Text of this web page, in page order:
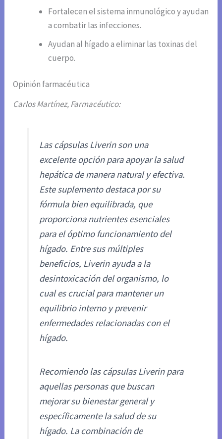
Fortalecen el sistema inmunológico y ayudan
a combatir las infecciones.
Ayudan al hígado a eliminar las toxinas del
cuerpo.
Opinión farmacéutica
Carlos Martínez, Farmacéutico:
Las cápsulas Liverin son una
excelente opción para apoyar la salud
hepática de manera natural y efectiva.
Este suplemento destaca por su
fórmula bien equilibrada, que
proporciona nutrientes esenciales
para el óptimo funcionamiento del
hígado. Entre sus múltiples
beneficios, Liverin ayuda a la
desintoxicación del organismo, lo
cual es crucial para mantener un
equilibrio interno y prevenir
enfermedades relacionadas con el
hígado.
Recomiendo las cápsulas Liverin para
aquellas personas que buscan
mejorar su bienestar general y
específicamente la salud de su
hígado. La combinación de